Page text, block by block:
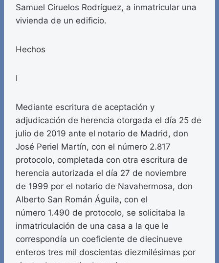
Samuel Ciruelos Rodríguez, a inmatricular una
vivienda de un edificio.
Hechos
I
Mediante escritura de aceptación y
adjudicación de herencia otorgada el día 25 de
julio de 2019 ante el notario de Madrid, don
José Periel Martín, con el número 2.817
protocolo, completada con otra escritura de
herencia autorizada el día 27 de noviembre
de 1999 por el notario de Navahermosa, don
Alberto San Román Águila, con el
número 1.490 de protocolo, se solicitaba la
inmatriculación de una casa a la que le
correspondía un coeficiente de diecinueve
enteros tres mil doscientas diezmilésimas por